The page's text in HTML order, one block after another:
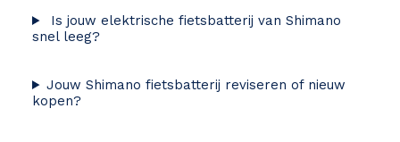
Is jouw elektrische fietsbatterij van Shimano
snel leeg?
Jouw Shimano fietsbatterij reviseren of nieuw
kopen?